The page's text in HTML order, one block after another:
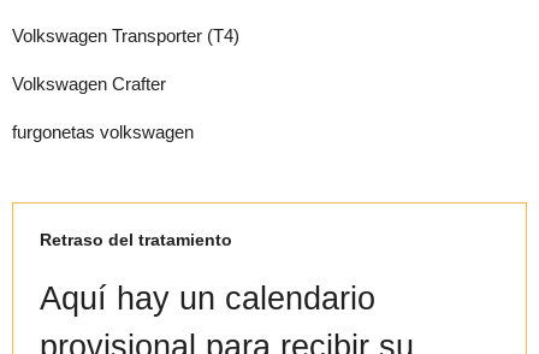
Volkswagen Transporter (T4)
Volkswagen Crafter
furgonetas volkswagen
Retraso del tratamiento
Aquí hay un calendario